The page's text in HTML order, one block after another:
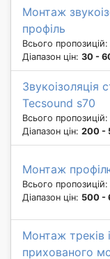
Монтаж
профіль
Всього пропозицій:
Діапазон цін: 30 -
Звукоізоляція
Tecsound s70
Всього пропозицій:
Діапазон цін: 200 -
Монтаж
Всього пропозицій:
Діапазон цін: 500 -
Монтаж треків
прихованого